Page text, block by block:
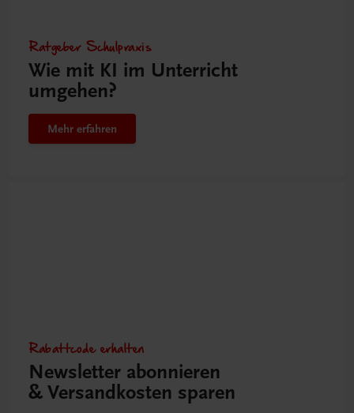
Ratgeber Schulpraxis
Wie mit KI im Unterricht
umgehen?
Mehr erfahren
Rabattcode erhalten
Newsletter abonnieren
& Versandkosten sparen